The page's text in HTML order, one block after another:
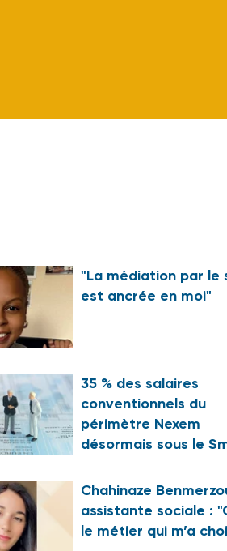
"La médiation par le
est ancrée en moi"
35 % des salaires
conventionnels du
périmètre Nexem
désormais sous le
Chahinaze
assistante sociale :
le métier qui m’a